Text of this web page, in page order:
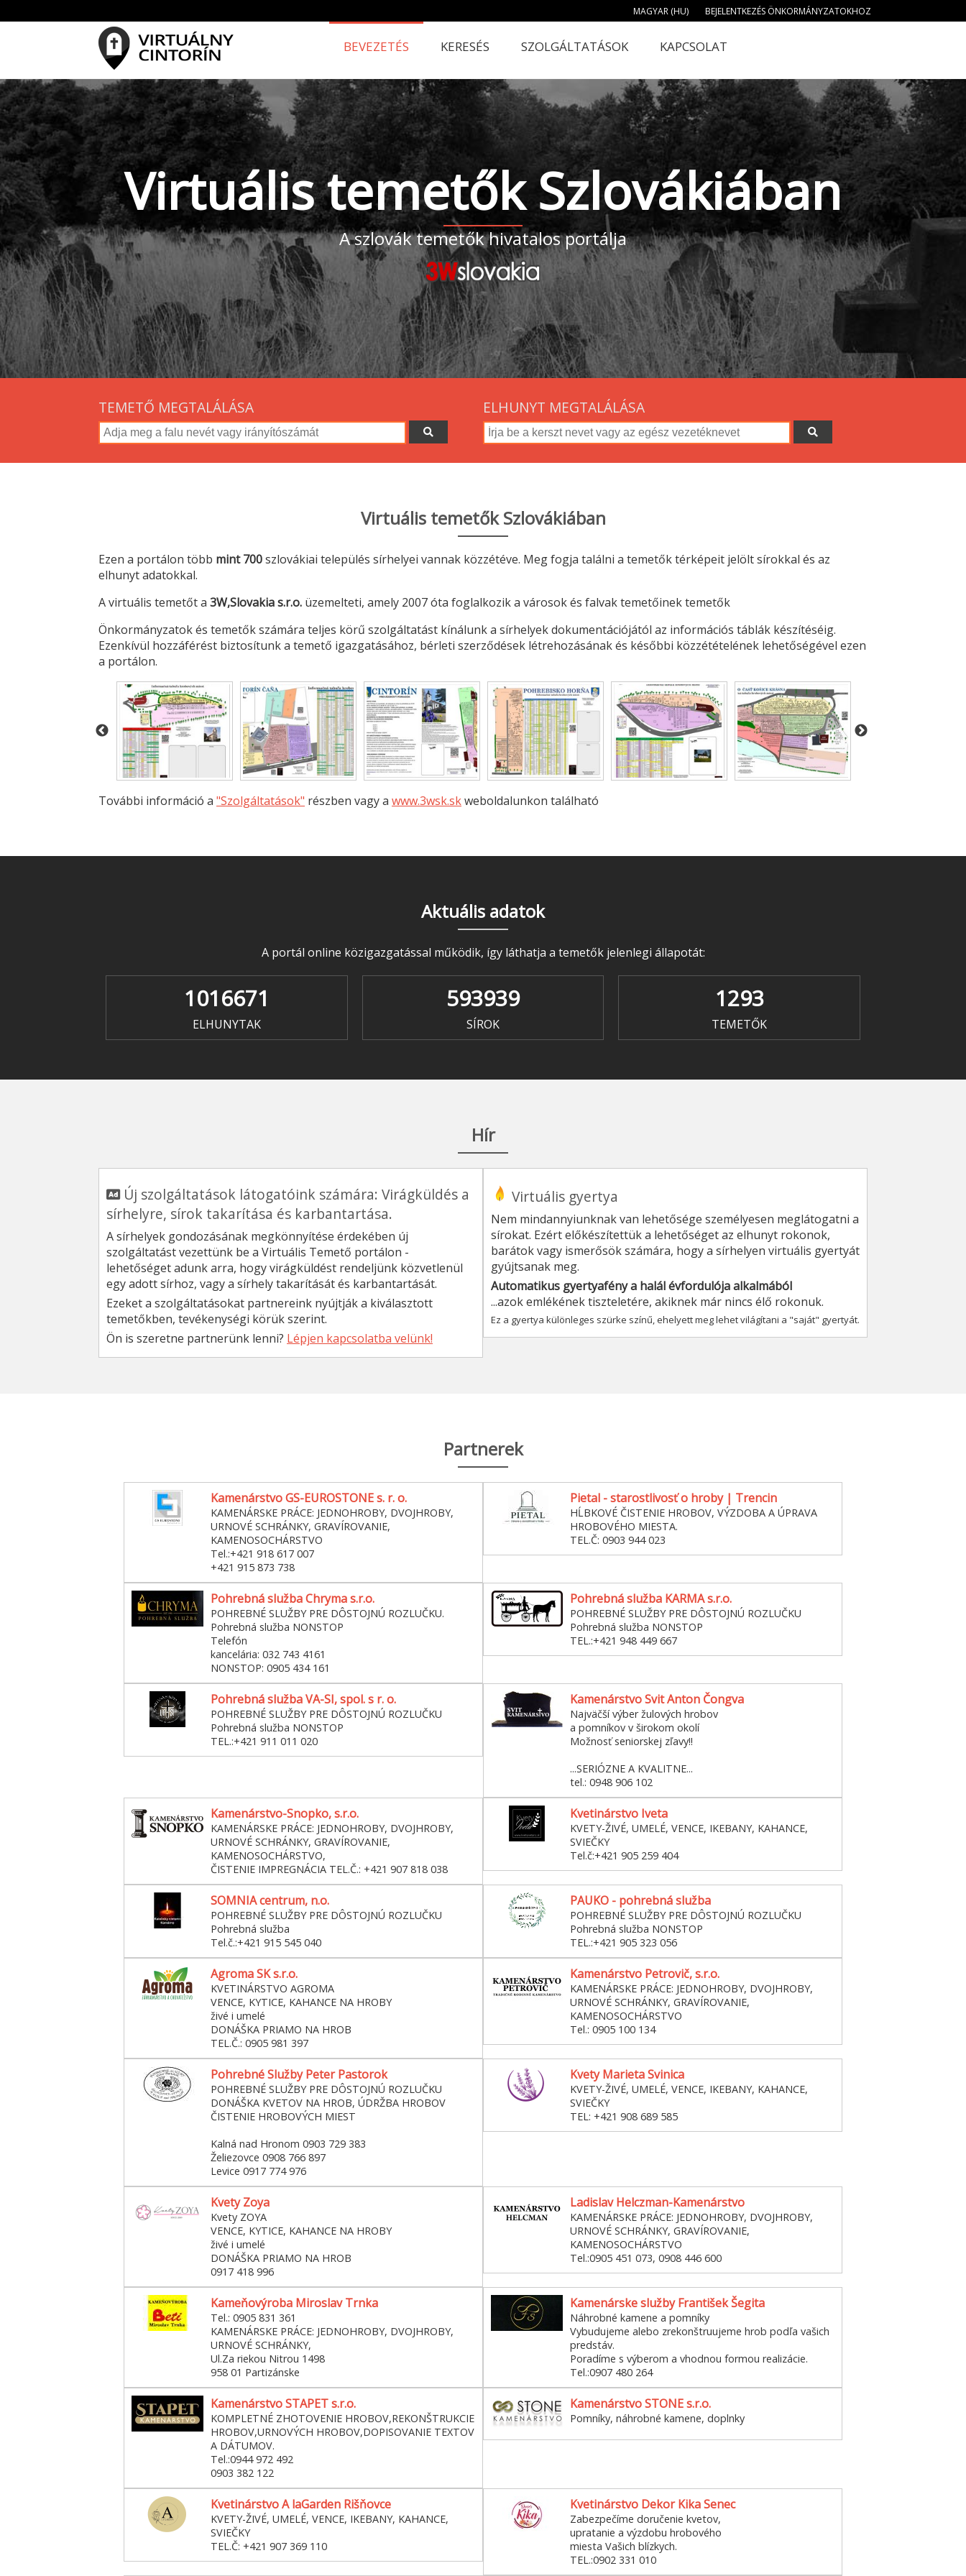
MAGYAR (HU) BEJELENTKEZÉS ÖNKORMÁNYZATOKHOZ
BEVEZETÉS KERESÉS SZOLGÁLTATÁSOK KAPCSOLAT
Virtuális temetők Szlovákiában
A szlovák temetők hivatalos portálja
TEMETŐ MEGTALÁLÁSA ELHUNYT MEGTALÁLÁSA
Virtuális temetők Szlovákiában
Ezen a portálon több mint 700szlovákiai település sírhelyei vannak közzétéve. Meg fogja találni a temetők térképeit jelölt sírokkal és az
elhunyt adatokkal.
A virtuális temetőt a 3W,Slovakia s.r.o. üzemelteti, amely 2007 óta foglalkozik a városok és falvak temetőinek temetők
Önkormányzatok és temetők számára teljes körű szolgáltatást kínálunk a sírhelyek dokumentációjától az információs táblák készítéséig.
Ezenkívül hozzáférést biztosítunk a temető igazgatásához, bérleti szerződések létrehozásának és későbbi közzétételének lehetőségével ezen
a portálon.
További információ a "Szolgáltatások" részben vagy a www.3wsk.skweboldalunkon található
Aktuális adatok
A portál online közigazgatással működik, így láthatja a temetők jelenlegi állapotát:
1016671
ELHUNYTAK
593939
SÍROK
1293
TEMETŐK
Hír
Új szolgáltatások látogatóink számára: Virágküldés a
sírhelyre, sírok takarítása és karbantartása.
A sírhelyek gondozásának megkönnyítése érdekében új
szolgáltatást vezettünk be a Virtuális Temető portálon -
lehetőséget adunk arra, hogy virágküldést rendeljünk közvetlenül
egy adott sírhoz, vagy a sírhely takarítását és karbantartását.
Ezeket a szolgáltatásokat partnereink nyújtják a kiválasztott
temetőkben, tevékenységi körük szerint.
Ön is szeretne partnerünk lenni? Lépjen kapcsolatba velünk!
Virtuális gyertya
Nem mindannyiunknak van lehetősége személyesen meglátogatni a
sírokat. Ezért előkészítettük a lehetőséget az elhunyt rokonok,
barátok vagy ismerősök számára, hogy a sírhelyen virtuális gyertyát
gyújtsanak meg.
Automatikus gyertyafény a halál évfordulója alkalmából
...azok emlékének tiszteletére, akiknek már nincs élő rokonuk.
Ez a gyertya különleges szürke színű, ehelyett meg lehet világítani a "saját" gyertyát.
Partnerek
Kamenárstvo GS-EUROSTONE s. r. o.
KAMENÁRSKE PRÁCE: JEDNOHROBY, DVOJHROBY,
URNOVÉ SCHRÁNKY, GRAVÍROVANIE,
KAMENOSOCHÁRSTVO
Tel.:+421 918 617 007
+421 915 873 738
Pietal - starostlivosť o hroby | Trencin
HĹBKOVÉ ČISTENIE HROBOV, VÝZDOBA A ÚPRAVA
HROBOVÉHO MIESTA.
TEL.Č: 0903 944 023
Pohrebná služba Chryma s.r.o.
POHREBNÉ SLUŽBY PRE DÔSTOJNÚ ROZLUČKU.
Pohrebná služba NONSTOP
Telefón
kancelária: 032 743 4161
NONSTOP: 0905 434 161
Pohrebná služba KARMA s.r.o.
POHREBNÉ SLUŽBY PRE DÔSTOJNÚ ROZLUČKU
Pohrebná služba NONSTOP
TEL.:+421 948 449 667
Pohrebná služba VA-SI, spol. s r. o.
POHREBNÉ SLUŽBY PRE DÔSTOJNÚ ROZLUČKU
Pohrebná služba NONSTOP
TEL.:+421 911 011 020
Kamenárstvo Svit Anton Čongva
Najväčší výber žulových hrobov
a pomníkov v širokom okolí
Možnosť seniorskej zľavy!!
...SERIÓZNE A KVALITNE...
tel.: 0948 906 102
Kamenárstvo-Snopko, s.r.o.
KAMENÁRSKE PRÁCE: JEDNOHROBY, DVOJHROBY,
URNOVÉ SCHRÁNKY, GRAVÍROVANIE,
KAMENOSOCHÁRSTVO,
ČISTENIE IMPREGNÁCIA TEL.Č.: +421 907 818 038
Kvetinárstvo Iveta
KVETY-ŽIVÉ, UMELÉ, VENCE, IKEBANY, KAHANCE,
SVIEČKY
Tel.č:+421 905 259 404
SOMNIA centrum, n.o.
POHREBNÉ SLUŽBY PRE DÔSTOJNÚ ROZLUČKU
Pohrebná služba
Tel.č.:+421 915 545 040
PAUKO - pohrebná služba
POHREBNÉ SLUŽBY PRE DÔSTOJNÚ ROZLUČKU
Pohrebná služba NONSTOP
TEL.:+421 905 323 056
Agroma SK s.r.o.
KVETINÁRSTVO AGROMA
VENCE, KYTICE, KAHANCE NA HROBY
živé i umelé
DONÁŠKA PRIAMO NA HROB
TEL.Č.: 0905 981 397
Kamenárstvo Petrovič, s.r.o.
KAMENÁRSKE PRÁCE: JEDNOHROBY, DVOJHROBY,
URNOVÉ SCHRÁNKY, GRAVÍROVANIE,
KAMENOSOCHÁRSTVO
Tel.: 0905 100 134
Pohrebné Služby Peter Pastorok
POHREBNÉ SLUŽBY PRE DÔSTOJNÚ ROZLUČKU
DONÁŠKA KVETOV NA HROB, ÚDRŽBA HROBOV
ČISTENIE HROBOVÝCH MIEST
Kalná nad Hronom 0903 729 383
Želiezovce 0908 766 897
Levice 0917 774 976
Kvety Marieta Svinica
KVETY-ŽIVÉ, UMELÉ, VENCE, IKEBANY, KAHANCE,
SVIEČKY
TEL: +421 908 689 585
Kvety Zoya
Kvety ZOYA
VENCE, KYTICE, KAHANCE NA HROBY
živé i umelé
DONÁŠKA PRIAMO NA HROB
0917 418 996
Ladislav Helczman-Kamenárstvo
KAMENÁRSKE PRÁCE: JEDNOHROBY, DVOJHROBY,
URNOVÉ SCHRÁNKY, GRAVÍROVANIE,
KAMENOSOCHÁRSTVO
Tel.:0905 451 073, 0908 446 600
Kameňovýroba Miroslav Trnka
Tel.: 0905 831 361
KAMENÁRSKE PRÁCE: JEDNOHROBY, DVOJHROBY,
URNOVÉ SCHRÁNKY,
Ul.Za riekou Nitrou 1498
958 01 Partizánske
Kamenárske služby František Šegita
Náhrobné kamene a pomníky
Vybudujeme alebo zrekonštruujeme hrob podľa vašich
predstáv.
Poradíme s výberom a vhodnou formou realizácie.
Tel.:0907 480 264
Kamenárstvo STAPET s.r.o.
KOMPLETNÉ ZHOTOVENIE HROBOV,REKONŠTRUKCIE
HROBOV,URNOVÝCH HROBOV,DOPISOVANIE TEXTOV
A DÁTUMOV.
Tel.:0944 972 492
0903 382 122
Kamenárstvo STONE s.r.o.
Pomníky, náhrobné kamene, doplnky
Kvetinárstvo A laGarden Rišňovce
KVETY-ŽIVÉ, UMELÉ, VENCE, IKEBANY, KAHANCE,
SVIEČKY
TEL.Č: +421 907 369 110
Kvetinárstvo Dekor Kika Senec
Zabezpečíme doručenie kvetov,
upratanie a výzdobu hrobového
miesta Vašich blízkych.
TEL.:0902 331 010